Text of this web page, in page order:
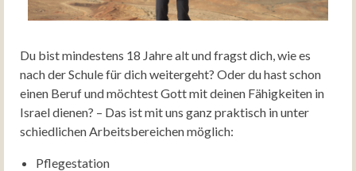
Du bist mindestens 18 Jahre alt und fragst dich, wie es
nach der Schule für dich weitergeht? Oder du hast schon
einen Beruf und möchtest Gott mit deinen Fähigkeiten in
Israel dienen? – Das ist mit uns ganz praktisch in unter
schiedlichen Arbeitsbereichen möglich:
Pflegestation